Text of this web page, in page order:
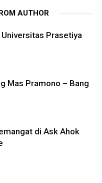
AUTHOR
Prasetiya
Mas Pramono – Bang
di Ask Ahok